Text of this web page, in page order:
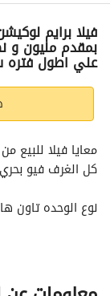
التفاصيل
فيلا برايم
بمقدم مليون و
علي اطول فتره
معايا فيلا للبيع
كل الغرف فيو
نوع الوحده تاون
متاح تقسيط